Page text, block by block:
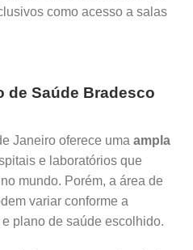
como acesso a salas
de Saúde Bradesco
Janeiro oferece uma ampla
e laboratórios que
mundo. Porém, a área de
variar conforme a
plano de saúde escolhido.